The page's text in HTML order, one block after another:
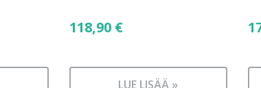
118,90 €
LUE LISÄÄ »